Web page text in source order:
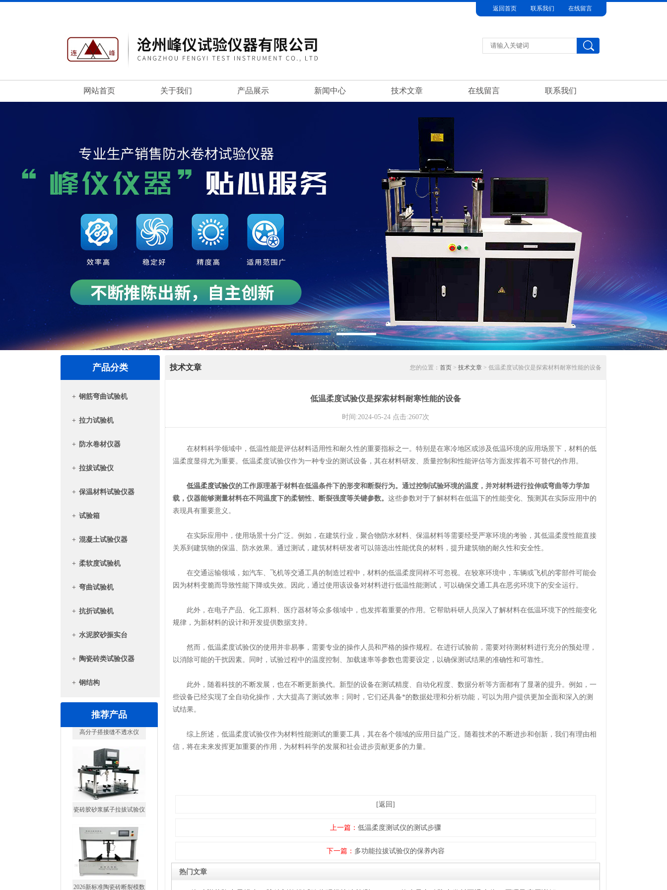
返回首页 联系我们 在线留言
网站首页 关于我们 产品展示 新闻中心 技术文章 在线留言 联系我们
产品分类
+ 钢筋弯曲试验机
+ 拉力试验机
+ 防水卷材仪器
+ 拉拔试验仪
+ 保温材料试验仪器
+ 试验箱
+ 混凝土试验仪器
+ 柔软度试验机
+ 弯曲试验机
+ 抗折试验机
+ 水泥胶砂振实台
+ 陶瓷砖类试验仪器
+ 钢结构
推荐产品
瓷砖胶砂浆腻子拉拔试验仪
2026新标准陶瓷砖断裂模数
抗折试验机7寸屏
技术文章 您的位置： 首页 > 技术文章 > 低温柔度试验仪是探索材料耐寒性能的设备
低温柔度试验仪是探索材料耐寒性能的设备
时间:2024-05-24 点击:2607次
在材料科学领域中，低温性能是评估材料适用性和耐久性的重要指标之一。特别是在寒冷地区或涉及低温环境的应用场景下，材料的低
温柔度显得尤为重要。低温柔度试验仪作为一种专业的测试设备，其在材料研发、质量控制和性能评估等方面发挥着不可替代的作用。
低温柔度试验仪的工作原理基于材料在低温条件下的形变和断裂行为。通过控制试验环境的温度，并对材料进行拉伸或弯曲等力学加
载，仪器能够测量材料在不同温度下的柔韧性、断裂强度等关键参数。 这些参数对于了解材料在低温下的性能变化、预测其在实际应用中的
表现具有重要意义。
在实际应用中，使用场景十分广泛。例如，在建筑行业，聚合物防水材料、保温材料等需要经受严寒环境的考验，其低温柔度性能直接
关系到建筑物的保温、防水效果。通过测试，建筑材料研发者可以筛选出性能优良的材料，提升建筑物的耐久性和安全性。
在交通运输领域，如汽车、飞机等交通工具的制造过程中，材料的低温柔度同样不可忽视。在较寒环境中，车辆或飞机的零部件可能会
因为材料变脆而导致性能下降或失效。因此，通过使用该设备对材料进行低温性能测试，可以确保交通工具在恶劣环境下的安全运行。
此外，在电子产品、化工原料、医疗器材等众多领域中，也发挥着重要的作用。它帮助科研人员深入了解材料在低温环境下的性能变化
规律，为新材料的设计和开发提供数据支持。
然而，低温柔度试验仪的使用并非易事，需要专业的操作人员和严格的操作规程。在进行试验前，需要对待测材料进行充分的预处理，
以消除可能的干扰因素。同时，试验过程中的温度控制、加载速率等参数也需要设定，以确保测试结果的准确性和可靠性。
此外，随着科技的不断发展，也在不断更新换代。新型的设备在测试精度、自动化程度、数据分析等方面都有了显著的提升。例如，一
些设备已经实现了全自动化操作，大大提高了测试效率；同时，它们还具备*的数据处理和分析功能，可以为用户提供更加全面和深入的测
试结果。
综上所述，低温柔度试验仪作为材料性能测试的重要工具，其在各个领域的应用日益广泛。随着技术的不断进步和创新，我们有理由相
信，将在未来发挥更加重要的作用，为材料科学的发展和社会进步贡献更多的力量。
[返回]
上一篇： 低温柔度测试仪的测试步骤
下一篇： 多功能拉拔试验仪的保养内容
热门文章